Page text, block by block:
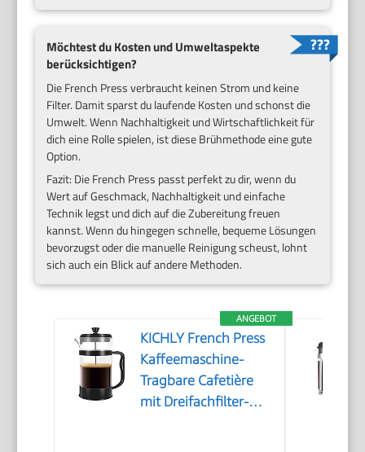
Möchtest du Kosten und Umweltaspekte
berücksichtigen?
Die French Press verbraucht keinen Strom und keine
Filter. Damit sparst du laufende Kosten und schonst die
Umwelt. Wenn Nachhaltigkeit und Wirtschaftlichkeit für
dich eine Rolle spielen, ist diese Brühmethode eine gute
Option.
Fazit: Die French Press passt perfekt zu dir, wenn du
Wert auf Geschmack, Nachhaltigkeit und einfache
Technik legst und dich auf die Zubereitung freuen
kannst. Wenn du hingegen schnelle, bequeme Lösungen
bevorzugst oder die manuelle Reinigung scheust, lohnt
sich auch ein Blick auf andere Methoden.
ANGEBOT
KICHLY French Press
Kaffeemaschine-
Tragbare Cafetière
mit Dreifachfilter-